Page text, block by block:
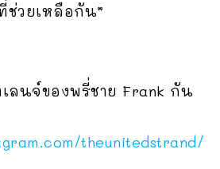
วยเหลือกัน”
ลนจ์ของพรี่ชาย Frank กัน
theunitedstrand/